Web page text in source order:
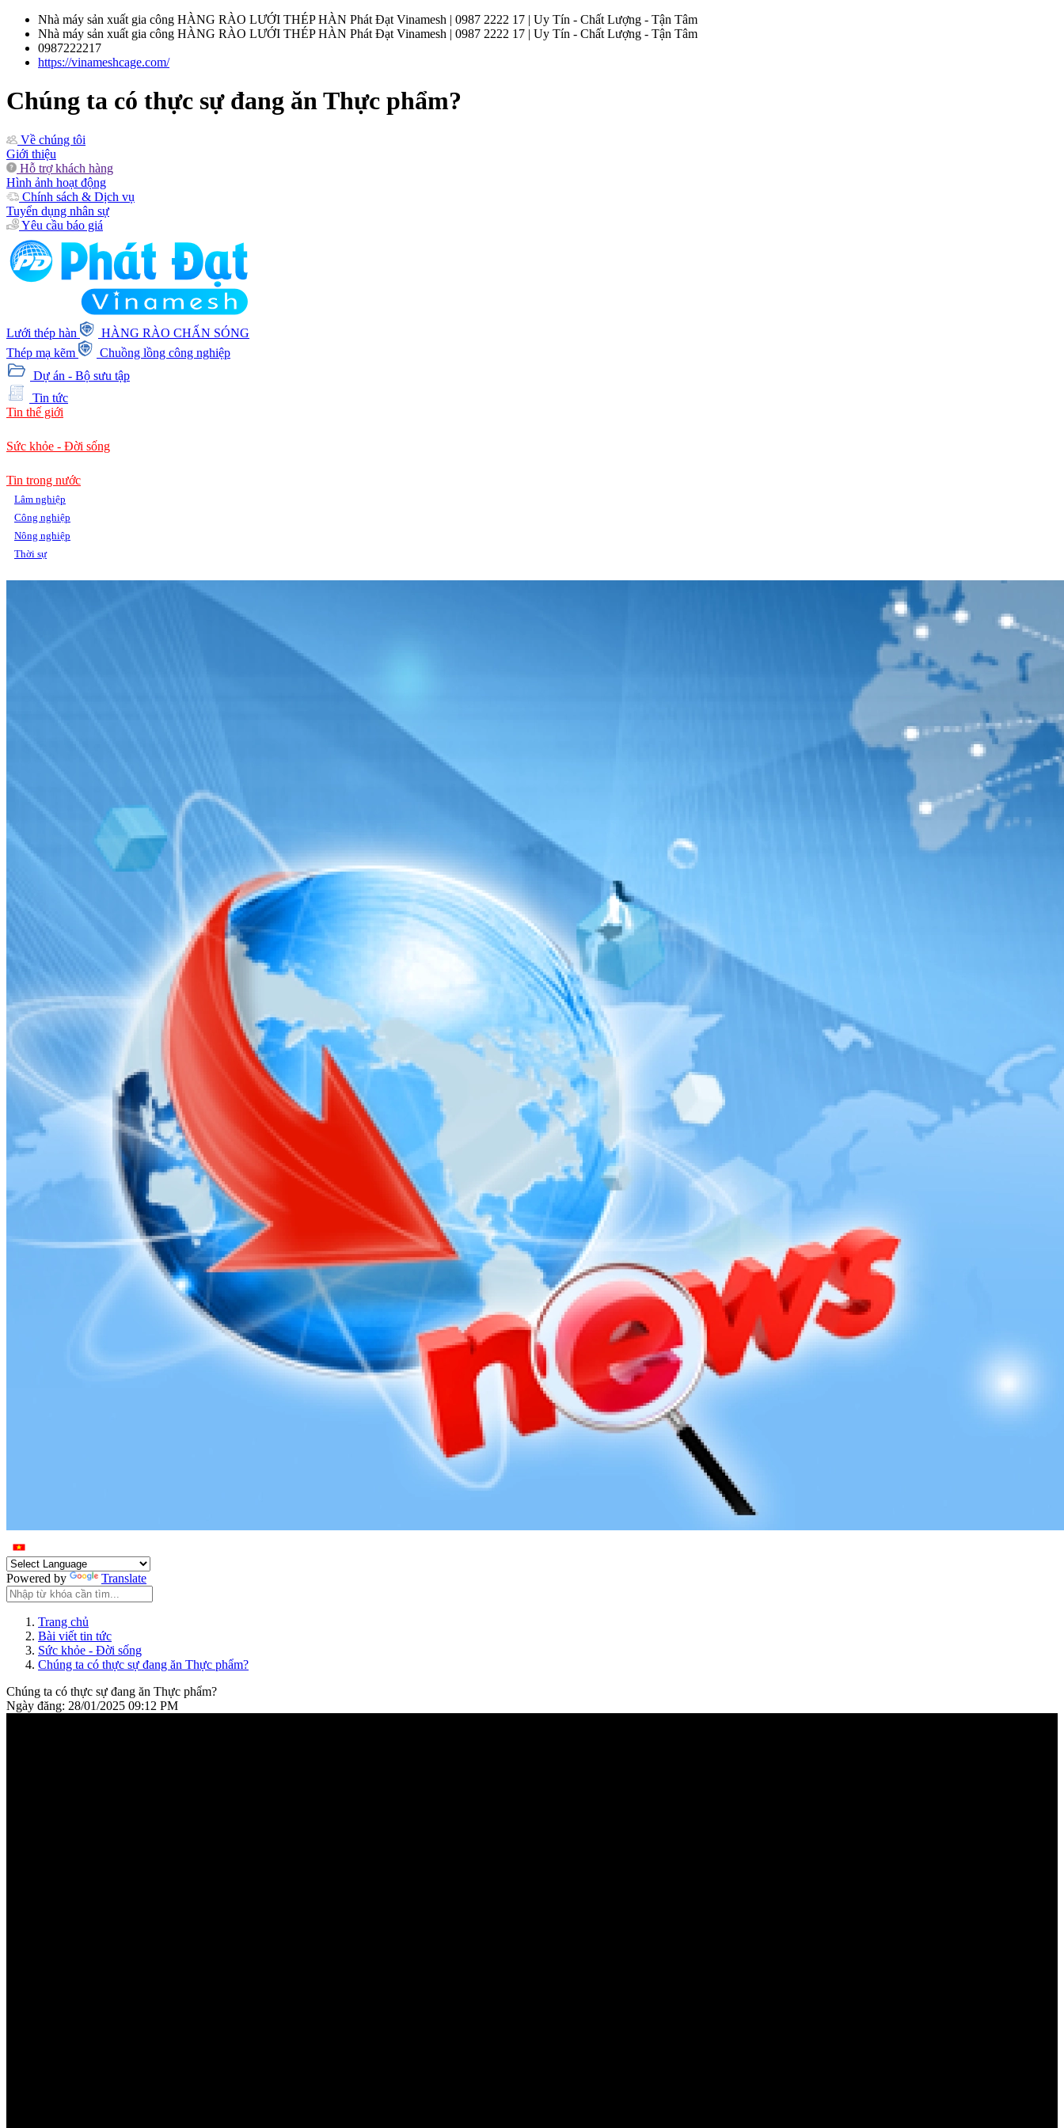
Nhà máy sản xuất gia công HÀNG RÀO LƯỚI THÉP HÀN Phát Đạt Vinamesh | 0987 2222 17 | Uy Tín - Chất Lượng - Tận Tâm
Nhà máy sản xuất gia công HÀNG RÀO LƯỚI THÉP HÀN Phát Đạt Vinamesh | 0987 2222 17 | Uy Tín - Chất Lượng - Tận Tâm
0987222217
https://vinameshcage.com/
Chúng ta có thực sự đang ăn Thực phẩm?
Về chúng tôi
Giới thiệu
Hỗ trợ khách hàng
Hình ảnh hoạt động
Chính sách & Dịch vụ
Tuyển dụng nhân sự
Yêu cầu báo giá
Lưới thép hàn
HÀNG RÀO CHẤN SÓNG
Thép mạ kẽm
Chuồng lồng công nghiệp
Dự án - Bộ sưu tập
Tin tức
Tin thế giới
Sức khỏe - Đời sống
Tin trong nước
Lâm nghiệp
Công nghiệp
Nông nghiệp
Thời sự
Powered by Translate
Trang chủ
Bài viết tin tức
Sức khỏe - Đời sống
Chúng ta có thực sự đang ăn Thực phẩm?
Chúng ta có thực sự đang ăn Thực phẩm?
Ngày đăng: 28/01/2025 09:12 PM